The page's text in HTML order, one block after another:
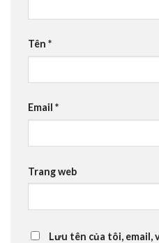
Tên *
Email *
Trang web
Lưu tên của tôi, email,